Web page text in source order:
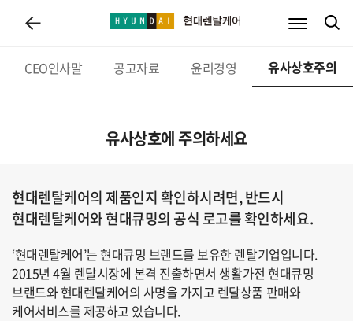
회사소개 사업소개 브랜드스토리 인재채용 파트너십
CEO인사말 공고자료 윤리경영 유사상호주의
유사상호에 주의하세요
현대렌탈케어의 제품인지 확인하시려면, 반드시
현대렌탈케어와 현대큐밍의 공식 로고를 확인하세요.
‘현대렌탈케어’는 현대큐밍 브랜드를 보유한 렌탈기업입니다.
2015년 4월 렌탈시장에 본격 진출하면서 생활가전 현대큐밍
브랜드와 현대렌탈케어의 사명을 가지고 렌탈상품 판매와
케어서비스를 제공하고 있습니다.